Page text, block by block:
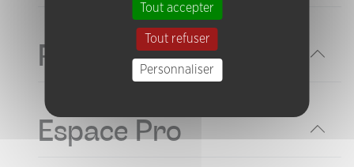
Partenaires
Espace Pro
Tout accepter
Tout refuser
Personnaliser